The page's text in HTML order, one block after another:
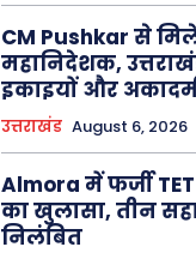
CM Pushkar से
महानिदेशक,
इकाइयों और
उत्तराखंड August 6, 2026
Almora में फर्जी
का खुलासा, तीन
निलंबित